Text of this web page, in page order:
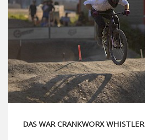
DAS WAR CRANKWORX WHISTLER